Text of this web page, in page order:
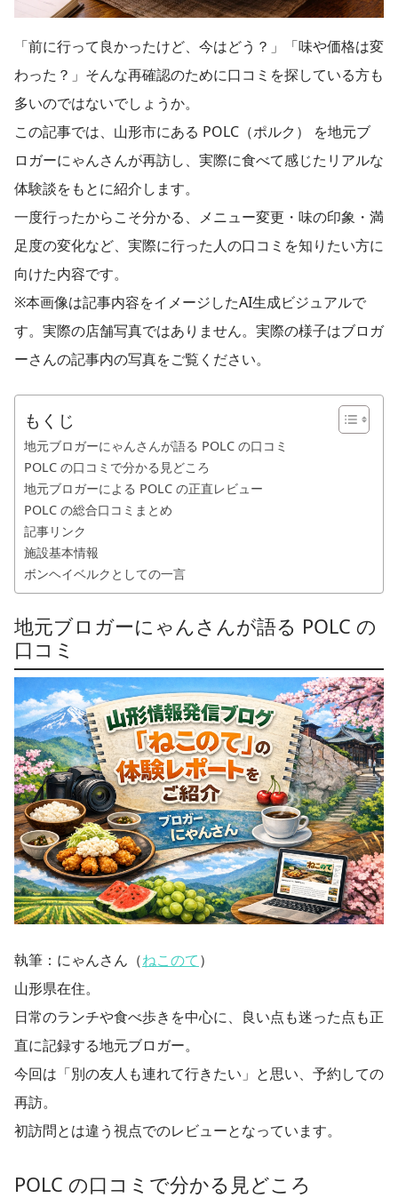
「前に行って良かったけど、今はどう？」「味や価格は変
わった？」そんな再確認のために口コミを探している方も
多いのではないでしょうか。
この記事では、山形市にある POLC（ポルク） を地元ブ
ロガーにゃんさんが再訪し、実際に食べて感じたリアルな
体験談をもとに紹介します。
一度行ったからこそ分かる、メニュー変更・味の印象・満
足度の変化など、実際に行った人の口コミを知りたい方に
向けた内容です。
※本画像は記事内容をイメージしたAI生成ビジュアルで
す。実際の店舗写真ではありません。実際の様子はブロガ
ーさんの記事内の写真をご覧ください。
もくじ
地元ブロガーにゃんさんが語る POLC の口コミ
POLC の口コミで分かる見どころ
地元ブロガーによる POLC の正直レビュー
POLC の総合口コミまとめ
記事リンク
施設基本情報
ボンヘイベルクとしての一言
地元ブロガーにゃんさんが語る POLC の
口コミ
執筆：にゃんさん（ねこのて）
山形県在住。
日常のランチや食べ歩きを中心に、良い点も迷った点も正
直に記録する地元ブロガー。
今回は「別の友人も連れて行きたい」と思い、予約しての
再訪。
初訪問とは違う視点でのレビューとなっています。
POLC の口コミで分かる見どころ